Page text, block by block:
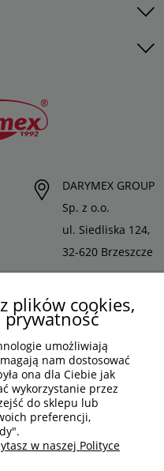
DARYMEX GROUP
Sp. z o.o.
ul. Siedliska 124,
32-620 Brzeszcze
PL
plików cookies,
prywatność
umożliwiają
nam dostosować
ona dla Ciebie jak
wykorzystanie przez
do sklepu lub
preferencji,
w naszej Polityce